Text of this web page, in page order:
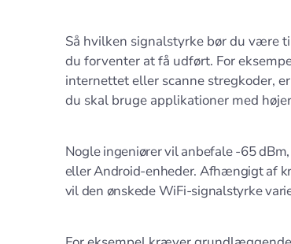
Så hvilken signalstyrke bør du være
du forventer at få udført. For
internettet eller scanne stregkoder,
du skal bruge applikationer med
Nogle ingeniører vil anbefale -65
eller Android-enheder. Afhængigt af
vil den ønskede WiFi-signalstyrke